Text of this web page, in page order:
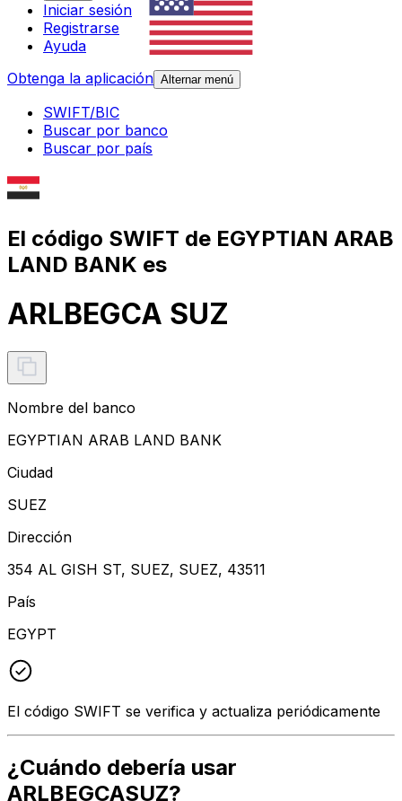
Iniciar sesión
Registrarse
Ayuda
Obtenga la aplicación Alternar menú
SWIFT/BIC
Buscar por banco
Buscar por país
El código SWIFT de EGYPTIAN ARAB
LAND BANK es
ARLBEGCA SUZ
Nombre del banco
EGYPTIAN ARAB LAND BANK
Ciudad
SUEZ
Dirección
354 AL GISH ST, SUEZ, SUEZ, 43511
País
EGYPT
El código SWIFT se verifica y actualiza periódicamente
¿Cuándo debería usar
ARLBEGCASUZ?